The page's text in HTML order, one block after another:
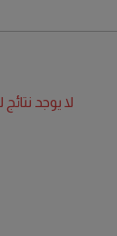
لا يوجد نتائج لـ